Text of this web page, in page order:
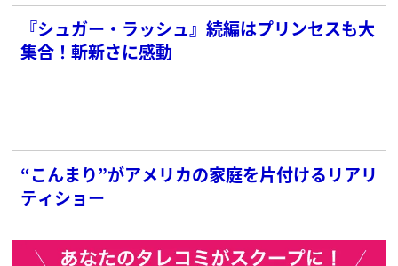
『シュガー・ラッシュ』続編はプリンセスも大
集合！斬新さに感動
“こんまり”がアメリカの家庭を片付けるリアリ
ティショー